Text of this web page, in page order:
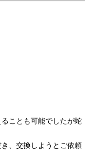
ことも可能でしたが蛇
、交換しようとご依頼